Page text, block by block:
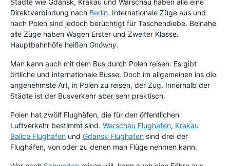
Städte wie Gdansk, Krakau und Warschau haben alle eine
Direktverbindung nach Berlin. Internationale Züge aus und
nach Polen sind jedoch berüchtigt für Taschendiebe. Beinahe
alle Züge haben Wagen Erster und Zweiter Klasse.
Hauptbahnhöfe heißen Gnówny.
Man kann auch mit dem Bus durch Polen reisen. Es gibt
örtliche und internationale Busse. Doch im allgemeinen ins die
angenehmste Art, in Polen zu reisen, der Zug. Innerhalb der
Städte ist der Busverkehr aber sehr praktisch.
Polen hat zwölf Flughäfen, die für den öffentlichen
Luftverkehr bestimmt sind. Warschau Flughafen, Krakau
Balice Flughafen und Gdansk Flughafen sind drei der
Flughäfen, von oder zu denen man Flüge nehmen kann.